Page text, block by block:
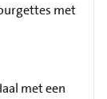
met
met een